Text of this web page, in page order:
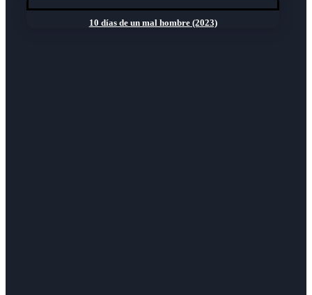
10 días de un mal hombre (2023)